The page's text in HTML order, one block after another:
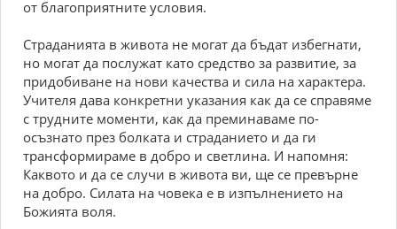
от благоприятните условия.
Страданията в живота не могат да бъдат избегнати,
но могат да послужат като средство за развитие, за
придобиване на нови качества и сила на характера.
Учителя дава конкретни указания как да се справяме
с трудните моменти, как да преминаваме по-
осъзнато през болката и страданието и да ги
трансформираме в добро и светлина. И напомня:
Каквото и да се случи в живота ви, ще се превърне
на добро. Силата на човека е в изпълнението на
Божията воля.